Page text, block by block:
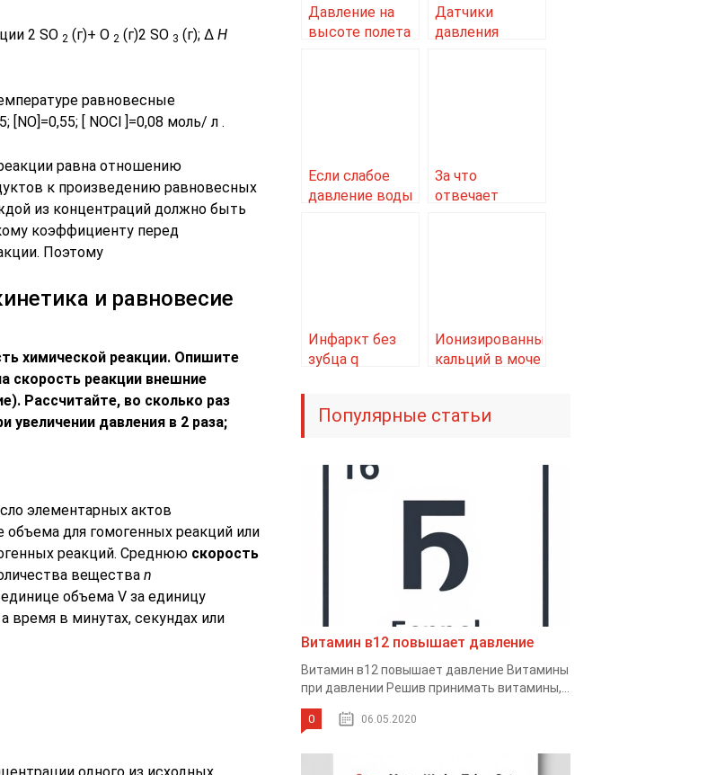
2 SO 2 (г)+ O 2 (г)2 SO 3 (г); Δ H
равновесные
[NO]=0,55; [ NOCl ]=0,08 моль/ л .
равна отношению
к произведению равновесных
из концентраций должно быть
коэффициенту перед
Поэтому
и равновесие
химической реакции. Опишите
скорость реакции внешние
Рассчитайте, во сколько раз
увеличении давления в 2 раза;
элементарных актов
для гомогенных реакций или
реакций. Среднюю скорость
вещества n
объема V за единицу
в минутах, секундах или
Давление на
высоте полета
Датчики
давления
Если слабое
давление воды
За что
отвечает
Инфаркт без
зубца q
Ионизированный
кальций в моче
Популярные статьи
Витамин в12 повышает давление
Витамин в12 повышает давление Витамины
при давлении Решив принимать витамины,...
0 06.05.2020